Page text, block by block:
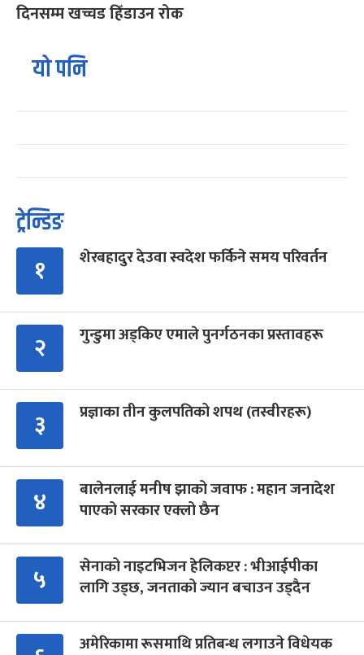
दिनसम्म खच्चड हिँडाउन रोक
यो पनि
ट्रेन्डिङ
१ शेरबहादुर देउवा स्वदेश फर्किने समय परिवर्तन
२ गुन्डुमा अड्किए एमाले पुनर्गठनका प्रस्तावहरू
३ प्रज्ञाका तीन कुलपतिको शपथ (तस्वीरहरू)
४
बालेनलाई मनीष झाको जवाफ : महान जनादेश
पाएको सरकार एक्लो छैन
५
सेनाको नाइटभिजन हेलिकप्टर : भीआईपीका
लागि उड्छ, जनताको ज्यान बचाउन उड्दैन
अमेरिकामा रूसमाथि प्रतिबन्ध लगाउने विधेयक